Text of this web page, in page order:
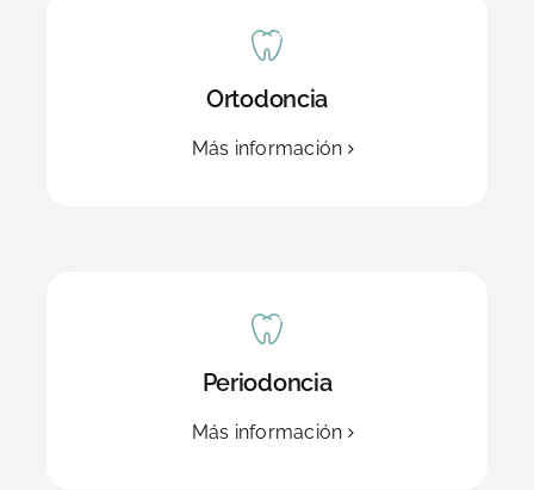
Ortodoncia
Más información
Periodoncia
Más información